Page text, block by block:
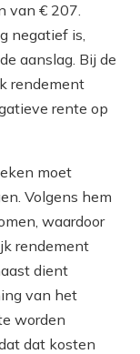
van € 207.
negatief is,
aanslag. Bij de
rendement
rente op
moet
Volgens hem
waardoor
rendement
dient
van het
worden
dat kosten